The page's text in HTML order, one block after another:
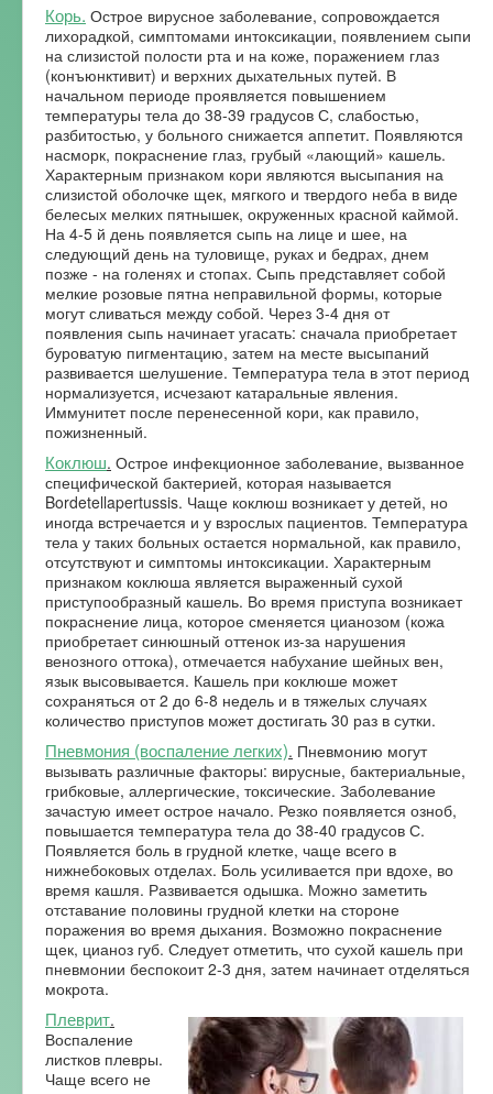
Корь. Острое вирусное заболевание, сопровождается
лихорадкой, симптомами интоксикации, появлением сыпи
на слизистой полости рта и на коже, поражением глаз
(конъюнктивит) и верхних дыхательных путей. В
начальном периоде проявляется повышением
температуры тела до 38-39 градусов С, слабостью,
разбитостью, у больного снижается аппетит. Появляются
насморк, покраснение глаз, грубый «лающий» кашель.
Характерным признаком кори являются высыпания на
слизистой оболочке щек, мягкого и твердого неба в виде
белесых мелких пятнышек, окруженных красной каймой.
На 4-5 й день появляется сыпь на лице и шее, на
следующий день на туловище, руках и бедрах, днем
позже - на голенях и стопах. Сыпь представляет собой
мелкие розовые пятна неправильной формы, которые
могут сливаться между собой. Через 3-4 дня от
появления сыпь начинает угасать: сначала приобретает
буроватую пигментацию, затем на месте высыпаний
развивается шелушение. Температура тела в этот период
нормализуется, исчезают катаральные явления.
Иммунитет после перенесенной кори, как правило,
пожизненный.
Коклюш. Острое инфекционное заболевание, вызванное
специфической бактерией, которая называется
Bordetellapertussis. Чаще коклюш возникает у детей, но
иногда встречается и у взрослых пациентов. Температура
тела у таких больных остается нормальной, как правило,
отсутствуют и симптомы интоксикации. Характерным
признаком коклюша является выраженный сухой
приступообразный кашель. Во время приступа возникает
покраснение лица, которое сменяется цианозом (кожа
приобретает синюшный оттенок из-за нарушения
венозного оттока), отмечается набухание шейных вен,
язык высовывается. Кашель при коклюше может
сохраняться от 2 до 6-8 недель и в тяжелых случаях
количество приступов может достигать 30 раз в сутки.
Пневмония (воспаление легких). Пневмонию могут
вызывать различные факторы: вирусные, бактериальные,
грибковые, аллергические, токсические. Заболевание
зачастую имеет острое начало. Резко появляется озноб,
повышается температура тела до 38-40 градусов С.
Появляется боль в грудной клетке, чаще всего в
нижнебоковых отделах. Боль усиливается при вдохе, во
время кашля. Развивается одышка. Можно заметить
отставание половины грудной клетки на стороне
поражения во время дыхания. Возможно покраснение
щек, цианоз губ. Следует отметить, что сухой кашель при
пневмонии беспокоит 2-3 дня, затем начинает отделяться
мокрота.
Плеврит.
Воспаление
листков плевры.
Чаще всего не